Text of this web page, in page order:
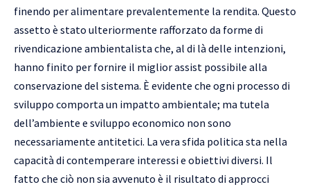
finendo per alimentare prevalentemente la rendita. Questo
assetto è stato ulteriormente rafforzato da forme di
rivendicazione ambientalista che, al di là delle intenzioni,
hanno finito per fornire il miglior assist possibile alla
conservazione del sistema. È evidente che ogni processo di
sviluppo comporta un impatto ambientale; ma tutela
dell’ambiente e sviluppo economico non sono
necessariamente antitetici. La vera sfida politica sta nella
capacità di contemperare interessi e obiettivi diversi. Il
fatto che ciò non sia avvenuto è il risultato di approcci